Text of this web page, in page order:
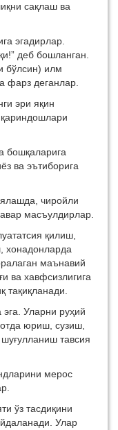
сақлаш ва
эгадирлар.
деб бошланган.
бўлсин) илм
фарз деганлар.
эри яқин
бошқаларига
ва эътиборига
чиройли
масъулдирлар.
қилиш,
хонадонларда
маънавий
ва хавфсизлигига
тақиқланади.
Уларни руҳий
юриш, сузиш,
тавсия
мерос
ўз тасдиқини
Улар